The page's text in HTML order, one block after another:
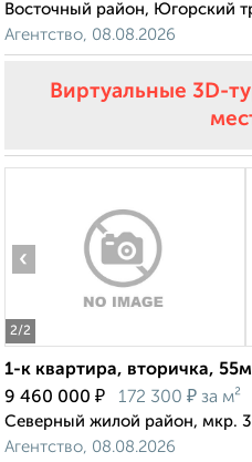
Восточный район, Югорский
Агентство, 08.08.2026
Виртуальные 3D-
2/2
‹
1-к квартира, вторичка,
9 460 000 ₽ 172 300 ₽ за м²
Северный жилой район, мкр.
Агентство, 08.08.2026